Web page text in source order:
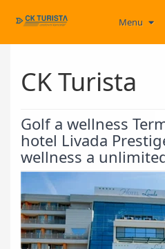
Menu
CK Turista
Golf a wellness
hotel Livada
wellness a